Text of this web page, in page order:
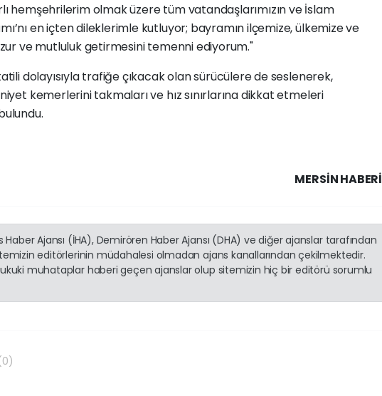
hemşehrilerim olmak üzere tüm vatandaşlarımızın ve İslam
en içten dileklerimle kutluyor; bayramın ilçemize, ülkemize ve
ve mutluluk getirmesini temenni ediyorum."
dolayısıyla trafiğe çıkacak olan sürücülere de seslenerek,
kemerlerini takmaları ve hız sınırlarına dikkat etmeleri
MERSIN HABERİ
Haber Ajansı (İHA), Demirören Haber Ajansı (DHA) ve diğer ajanslar tarafından
editörlerinin müdahalesi olmadan ajans kanallarından çekilmektedir.
muhataplar haberi geçen ajanslar olup sitemizin hiç bir editörü sorumlu